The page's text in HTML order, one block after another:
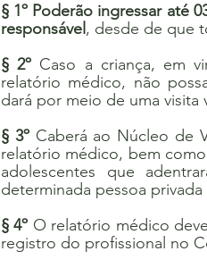
§ 1º Poderão ingressar até
responsável , desde de que
§ 2º Caso a criança, em
relatório médico, não
dará por meio de uma
§ 3º Caberá ao Núcleo de
relatório médico, bem
adolescentes que
determinada pessoa
§ 4º O relatório médico
registro do profissional no